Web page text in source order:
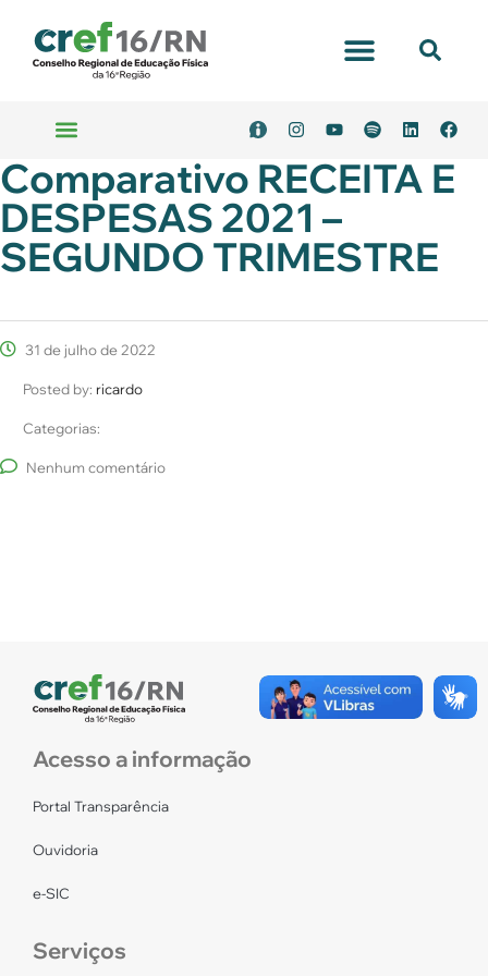
Comparativo RECEITA E
DESPESAS 2021 –
SEGUNDO TRIMESTRE
31 de julho de 2022
Posted by: ricardo
Categorias:
Nenhum comentário
Acesso a informação
Portal Transparência
Ouvidoria
e-SIC
Serviços